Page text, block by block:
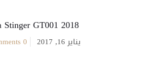
2018 Kia Stinger GT001
يناير 16, 2017 0 Comments